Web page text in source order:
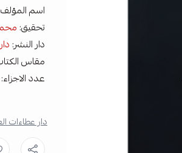
اسم المؤلف:
تحقيق:
دار النشر:
مقاس
عدد الاجزاء:
دار عطاءات